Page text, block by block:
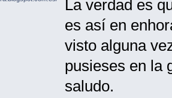
La verdad es
es así en
visto alguna
pusieses en la
saludo.